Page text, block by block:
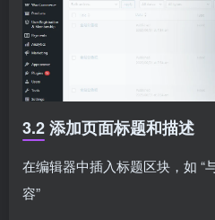
3.2 添加页面标题和描述
在编辑器中插入标题区块，如 “
容”